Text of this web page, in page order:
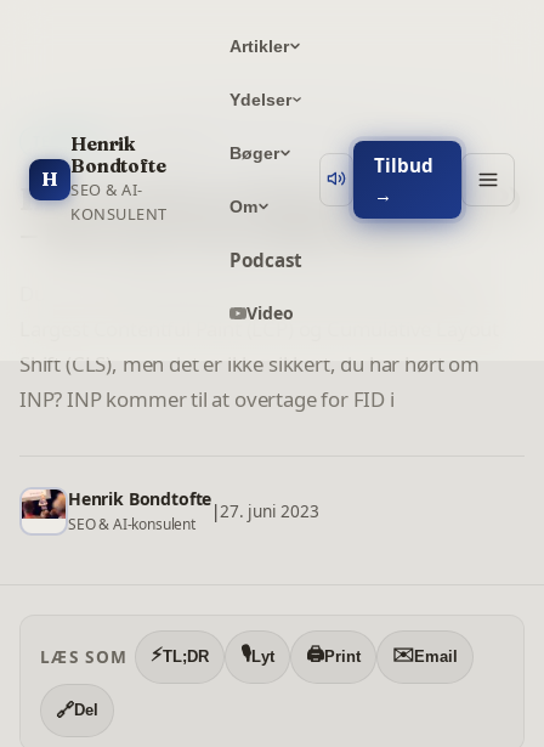
H
Henrik
Bondtofte
SEO & AI-
KONSULENT
Artikler
Ydelser
Bøger
Om
Podcast
Video
Tilbud
→
TEKNISK 4min læsning
Interaction to Next Paint (INP)
– Den nye Core Web Vital
Largest Contentful Paint (LCP) og Cumulative Layout
Shift (CLS), men det er ikke sikkert, du har hørt om
INP? INP kommer til at overtage for FID i
Henrik Bondtofte
SEO & AI-konsulent
|27. juni 2023
LÆS SOM ⚡TL;DR 🎙️Lyt 🖨️Print ✉️Email
🔗Del